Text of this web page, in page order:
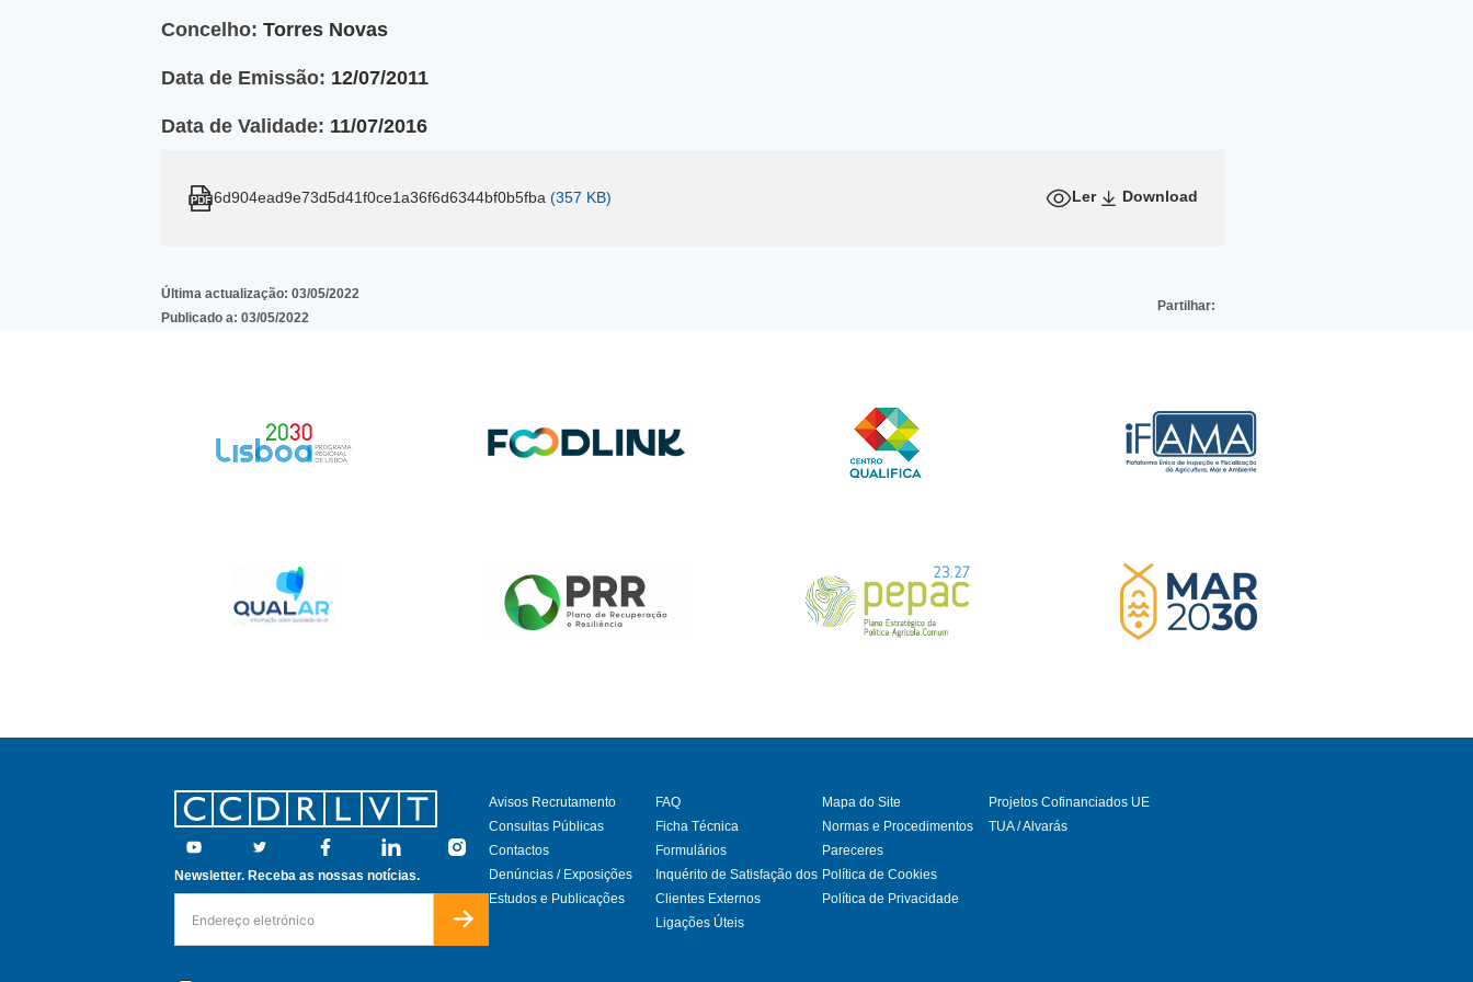
Concelho: Torres Novas
Data de Emissão: 12/07/2011
Data de Validade: 11/07/2016
6d904ead9e73d5d41f0ce1a36f6d6344bf0b5fba (357 KB) Ler Download
Última actualização: 03/05/2022
Publicado a: 03/05/2022
Partilhar:
Footer
Youtube Twitter Facebook Linkedin
Instagram
Newsletter. Receba as nossas notícias.
Avisos Recrutamento
Consultas Públicas
Contactos
Denúncias / Exposições
Estudos e Publicações
FAQ
Ficha Técnica
Formulários
Inquérito de Satisfação dos
Clientes Externos
Ligações Úteis
Mapa do Site
Normas e Procedimentos
Pareceres
Política de Cookies
Política de Privacidade
Projetos Cofinanciados UE
TUA / Alvarás